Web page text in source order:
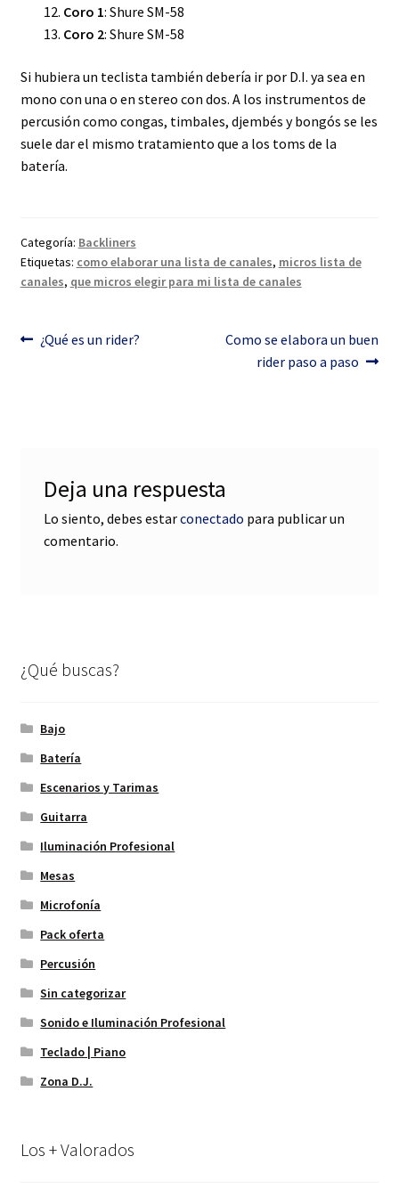
Coro 1: Shure SM-58
Coro 2: Shure SM-58
Si hubiera un teclista también debería ir por D.I. ya sea en
mono con una o en stereo con dos. A los instrumentos de
percusión como congas, timbales, djembés y bongós se les
suele dar el mismo tratamiento que a los toms de la
batería.
Categoría: Backliners
Etiquetas: como elaborar una lista de canales, micros lista de
canales, que micros elegir para mi lista de canales
Navegación
Anterior:
¿Qué es un rider? Siguiente:
Como se elabora un buen
rider paso a paso
Deja una respuesta
Lo siento, debes estarconectado para publicar un
comentario.
¿Qué buscas?
Bajo
Batería
Escenarios y Tarimas
Guitarra
Iluminación Profesional
Mesas
Microfonía
Pack oferta
Percusión
Sin categorizar
Sonido e Iluminación Profesional
Teclado | Piano
Zona D.J.
Los + Valorados